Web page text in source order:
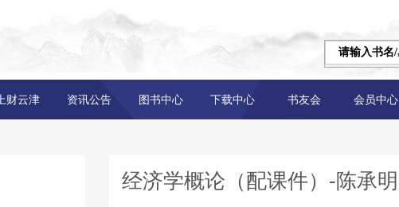
上财云津 资讯公告 图书中心 下载中心 书友会 会员中心
经济学概论（配课件）-陈承明